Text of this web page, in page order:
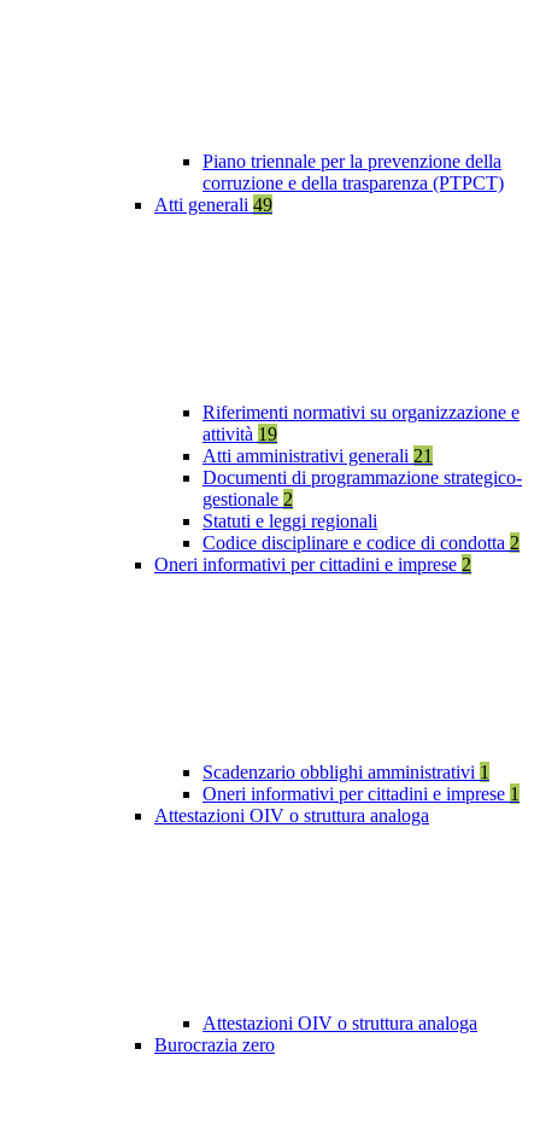
Piano triennale per la prevenzione della
corruzione e della trasparenza (PTPCT)
Atti generali 49
Riferimenti normativi su organizzazione e
attività 19
Atti amministrativi generali 21
Documenti di programmazione strategico-
gestionale 2
Statuti e leggi regionali
Codice disciplinare e codice di condotta 2
Oneri informativi per cittadini e imprese 2
Scadenzario obblighi amministrativi 1
Oneri informativi per cittadini e imprese 1
Attestazioni OIV o struttura analoga
Attestazioni OIV o struttura analoga
Burocrazia zero